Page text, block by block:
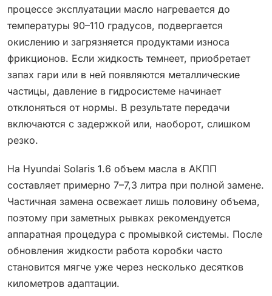
процессе эксплуатации масло нагревается до
температуры 90–110 градусов, подвергается
окислению и загрязняется продуктами износа
фрикционов. Если жидкость темнеет, приобретает
запах гари или в ней появляются металлические
частицы, давление в гидросистеме начинает
отклоняться от нормы. В результате передачи
включаются с задержкой или, наоборот, слишком
резко.
На Hyundai Solaris 1.6 объем масла в АКПП
составляет примерно 7–7,3 литра при полной замене.
Частичная замена освежает лишь половину объема,
поэтому при заметных рывках рекомендуется
аппаратная процедура с промывкой системы. После
обновления жидкости работа коробки часто
становится мягче уже через несколько десятков
километров адаптации.